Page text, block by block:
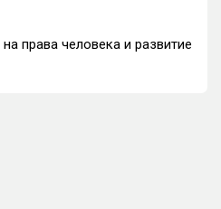
права человека и развитие